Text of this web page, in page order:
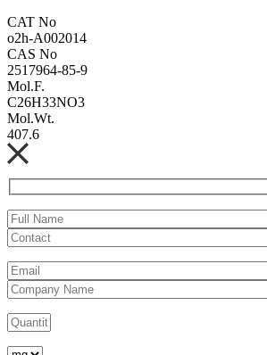
CAT No
o2h-A002014
CAS No
2517964-85-9
Mol.F.
C26H33NO3
Mol.Wt.
407.6